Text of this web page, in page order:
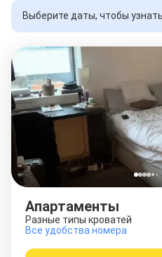
Выберите даты, чтобы
Апартаменты
Разные типы кроватей
Все удобства номера